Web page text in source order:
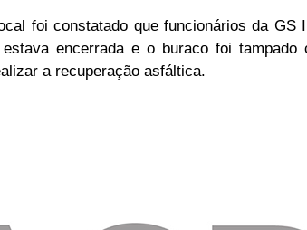
foi constatado que funcionários da GS
encerrada e o buraco foi tampado
a recuperação asfáltica.